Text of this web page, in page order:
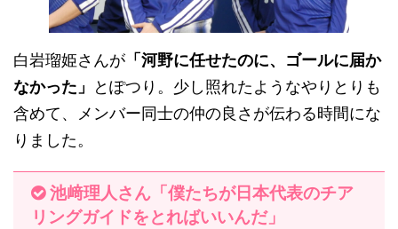
白岩瑠姫さんが 「河野に任せたのに、ゴールに届か
なかった」
とぽつり。少し照れたようなやりとりも
含めて、メンバー同士の仲の良さが伝わる時間にな
りました。
池﨑理人さん「僕たちが日本代表のチア
リングガイドをとればいいんだ」